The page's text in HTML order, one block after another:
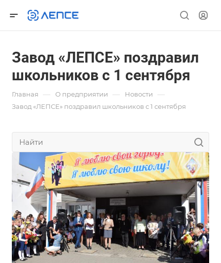
Завод «ЛЕПСЕ» поздравил
школьников с 1 сентября
Главная — О предприятии — Новости —
Завод «ЛЕПСЕ» поздравил школьников с 1 сентября